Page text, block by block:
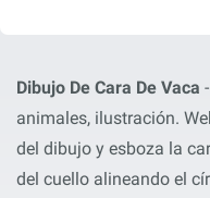
Dibujo De Cara De Vaca
animales, ilustración.
del dibujo y esboza la
del cuello alineando el